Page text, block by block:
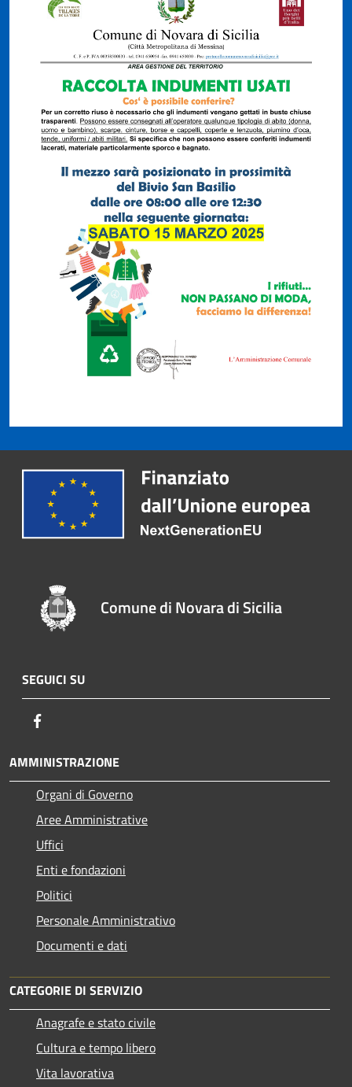
Comune di Novara di Sicilia
SEGUICI SU
AMMINISTRAZIONE
Organi di Governo
Aree Amministrative
Uffici
Enti e fondazioni
Politici
Personale Amministrativo
Documenti e dati
CATEGORIE DI SERVIZIO
Anagrafe e stato civile
Cultura e tempo libero
Vita lavorativa